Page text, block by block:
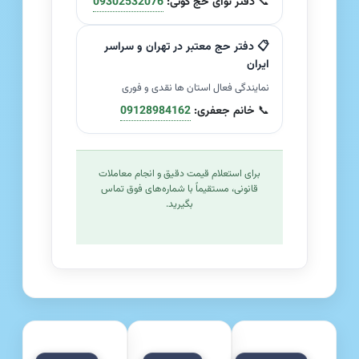
📋 دفتر حج معتبر در تهران و سراسر
ایران
نمایندگی فعال استان ها نقدی و فوری
📞 خانم جعفری: 09128984162
برای استعلام قیمت دقیق و انجام معاملات
قانونی، مستقیماً با شماره‌های فوق تماس
بگیرید.